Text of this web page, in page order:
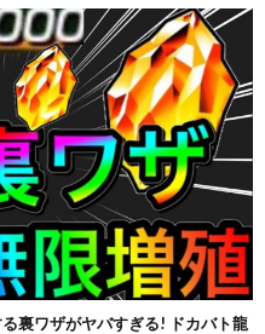
裏ワザがヤバすぎる! ドカバト龍